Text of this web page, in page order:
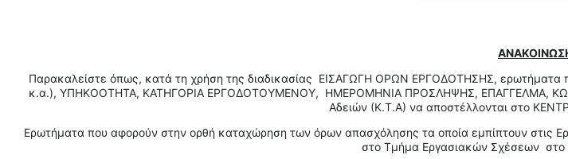
Παρακαλείστε όπως, κατά τη χρήση της διαδικασίας ΕΙΣΑΓΩΓΗ ΟΡΩΝ ΕΡΓΟΔΟΤΗΣΗΣ, ερωτήματα
κ.α.), ΥΠΗΚΟΟΤΗΤΑ, ΚΑΤΗΓΟΡΙΑ ΕΡΓΟΔΟΤΟΥΜΕΝΟΥ, ΗΜΕΡΟΜΗΝΙΑ ΠΡΟΣΛΗΨΗΣ, ΕΠΑΓΓΕΛΜΑ,
Αδειών (Κ.Τ.Α) να αποστέλλονται στο
Ερωτήματα που αφορούν στην ορθή καταχώρηση των όρων απασχόλησης τα οποία εμπίπτουν στις
στο Τμήμα Εργασιακών Σχέσεων στο